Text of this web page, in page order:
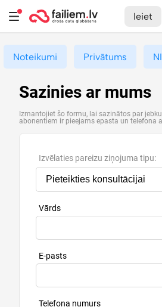
Ieiet
Noteikumi Privātums
Sazinies ar mums
Izmantojiet šo formu, lai sazinātos par
abonentiem ir pieejams epasta un telefona
Izvēlaties pareizu ziņojuma tipu:
Vārds
E-pasts
Telefona numurs